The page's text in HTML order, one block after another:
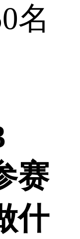
名
赛
什